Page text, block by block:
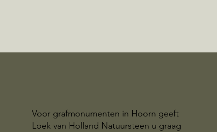
Voor grafmonumenten in Hoorn geeft
Loek van Holland Natuursteen u graag